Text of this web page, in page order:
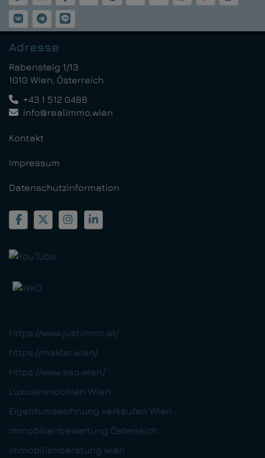
Adresse
Rabensteig 1/13
1010 Wien, Österreich
+43 1 512 0488
info@realimmo.wien
Kontakt
Impressum
Datenschutzinformation
https://www.justimmo.at/
https://makler.wien/
https://www.seo.wien/
Luxusimmobilien Wien
Eigentumswohnung verkaufen Wien
Immobilienbewertung Österreich
immobilienberatung wien